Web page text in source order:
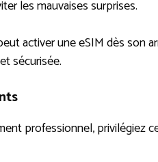
les mauvaises surprises.
activer une eSIM dès son
sécurisée.
professionnel, privilégiez